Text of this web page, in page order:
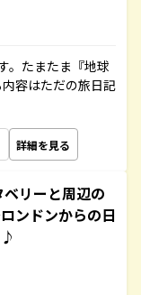
。たまたま『地球
容はただの旅日記
詳細を見る
リーと周辺の
ンドンからの日